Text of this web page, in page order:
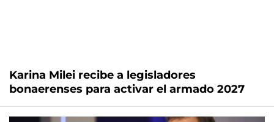
Karina Milei recibe a legisladores
bonaerenses para activar el armado 2027